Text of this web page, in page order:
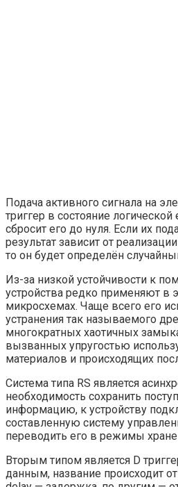
Подача активного сигнала на
триггер в состояние
сбросит его до нуля. Если их
результат зависит от
то он будет определён
Из-за низкой устойчивости к
устройства редко применяют в
микросхемах. Чаще всего его
устранения так называемого
многократных хаотичных
вызванных упругостью
материалов и происходящих
Система типа RS является
необходимость сохранить
информацию, к устройству
составленную систему
переводить его в режимы
Вторым типом является D
данным, название происходит